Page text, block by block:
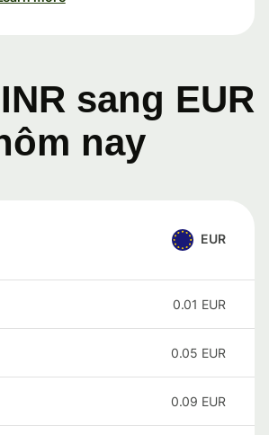
sang EUR
nay
EUR
0.01 EUR
0.05 EUR
0.09 EUR